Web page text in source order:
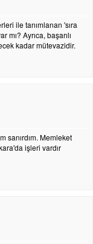
ile tanımlanan 'sıra
mı? Ayrıca, başarılı
kadar mütevazidir.
sanırdım. Memleket
işleri vardır